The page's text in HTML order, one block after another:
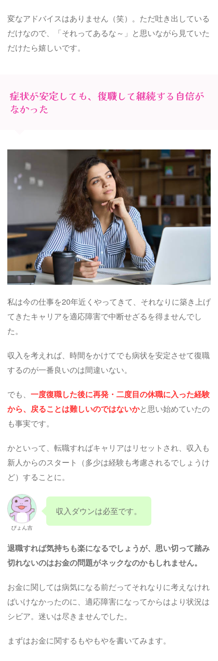
変なアドバイスはありません（笑）。ただ吐き出している
だけなので、「それってあるな～」と思いながら見ていた
だけたら嬉しいです。
症状が安定しても、復職して継続する自信が
なかった
私は今の仕事を20年近くやってきて、それなりに築き上げ
てきたキャリアを適応障害で中断せざるを得ませんでし
た。
収入を考えれば、時間をかけてでも病状を安定させて復職
するのが一番良いのは間違いない。
でも、 一度復職した後に再発・二度目の休職に入った経験
から、戻ることは難しいのではないかと思い始めていたの
も事実です。
かといって、転職すればキャリアはリセットされ、収入も
新人からのスタート（多少は経験も考慮されるでしょうけ
ど）することに。
ぴょん吉
収入ダウンは必至です。
退職すれば気持ちも楽になるでしょうが、思い切って踏み
切れないのはお金の問題がネックなのかもしれません。
お金に関しては病気になる前だってそれなりに考えなけれ
ばいけなかったのに、適応障害になってからはより状況は
シビア。迷いは尽きませんでした。
まずはお金に関するもやもやを書いてみます。